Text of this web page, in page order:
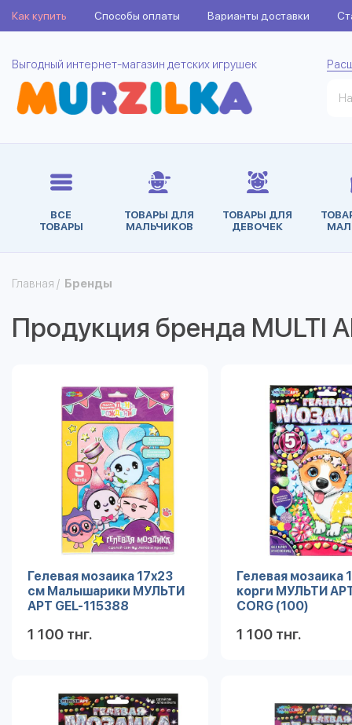
Как купить Способы оплаты Варианты доставки
Выгодный интернет-магазин детских игрушек
ВСЕ
ТОВАРЫ
ТОВАРЫ ДЛЯ
МАЛЬЧИКОВ
ТОВАРЫ ДЛЯ
ДЕВОЧЕК
Главная / Бренды
Продукция бренда MULTI
Гелевая мозаика 17x23
см Малышарики МУЛЬТИ
АРТ GEL-115388
1 100 тнг.
Гелевая мозаика
корги МУЛЬТИ
CORG (100)
1 100 тнг.